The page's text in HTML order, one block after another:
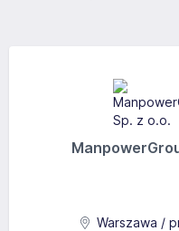
Warszawa /